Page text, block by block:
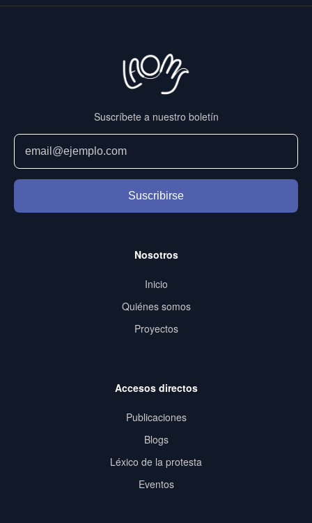
Suscríbete a nuestro boletín
Suscribirse
Nosotros
Inicio
Quiénes somos
Proyectos
Accesos directos
Publicaciones
Blogs
Léxico de la protesta
Eventos